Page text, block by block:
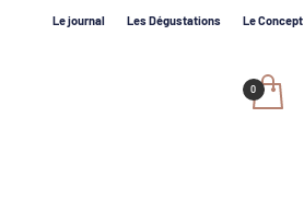
Le journal Les Dégustations Le Concept